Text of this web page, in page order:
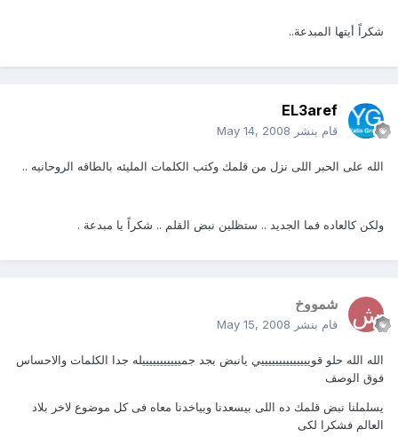
شكراً أيتها المبدعة..
EL3aref
قام بنشر May 14, 2008
الله على الحبر اللى نزل من قلمك وكتب الكلمات المليئه بالطاقه الروحانيه ..
ولكن كالعاده فما الجديد .. ستظلين نبض القلم .. شكراً يا مبدعة .
شمووخ
قام بنشر May 15, 2008
الله الله حلو قوييييييييييييييي يانبض بجد جميييييييييييله جدا الكلمات والاحساس
فوق الوصف
يسلملنا نبض قلمك ده اللى بيسعدنا وبياخدنا معاه فى كل موضوع لاخر بلاد
العالم فشكرا لكى